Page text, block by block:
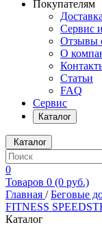
Покупателям
Сервис
Отзывы
О
Статьи
FAQ
Сервис
Каталог
Каталог
0
Товаров 0 (0 руб.)
Главная /Беговые
FITNESS
Каталог